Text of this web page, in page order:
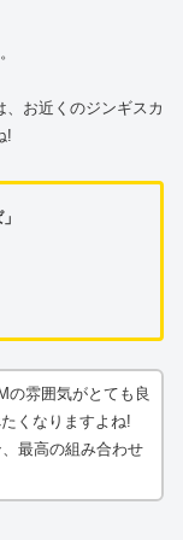
お近くのジンギスカ
!
の雰囲気がとても良
くなりますよね!
最高の組み合わせ